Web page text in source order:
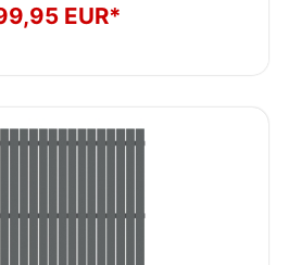
EUR*